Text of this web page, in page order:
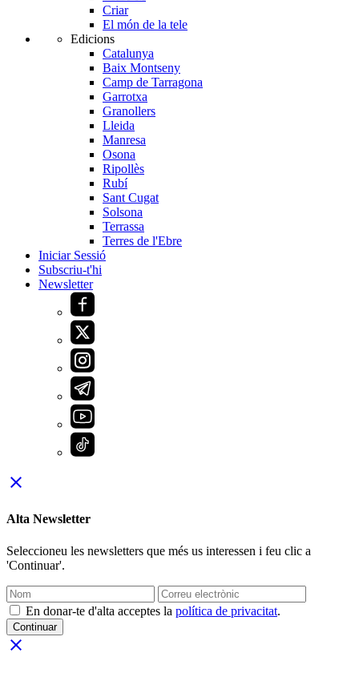
Criar
El món de la tele
Edicions
Catalunya
Baix Montseny
Camp de Tarragona
Garrotxa
Granollers
Lleida
Manresa
Osona
Ripollès
Rubí
Sant Cugat
Solsona
Terrassa
Terres de l'Ebre
Iniciar Sessió
Subscriu-t'hi
Newsletter
close
Alta Newsletter
Seleccioneu les newsletters que més us interessen i feu clic a
'Continuar'.
En donar-te d'alta acceptes la política de privacitat.
Continuar
close